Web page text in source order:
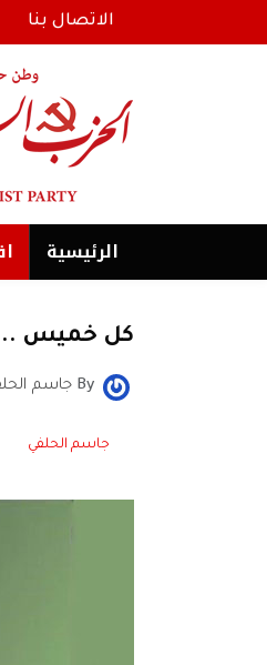
الاتصال بنا
الرئیسية
كل خميس ...
By جاسم
جاسم الحلفي